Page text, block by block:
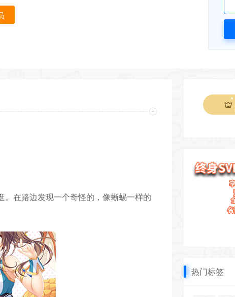
在路边发现一个奇怪的，像蜥蜴一样的
热门标签